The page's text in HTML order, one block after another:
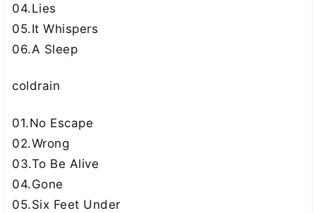
04.Lies
05.It Whispers
06.A Sleep
coldrain
01.No Escape
02.Wrong
03.To Be Alive
04.Gone
05.Six Feet Under